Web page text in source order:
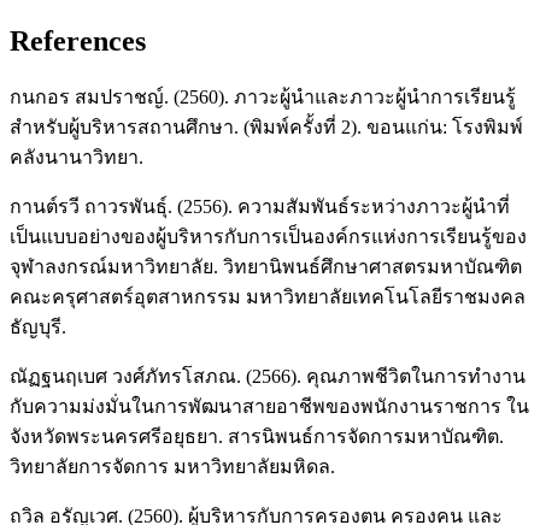
References
กนกอร สมปราชญ์. (2560). ภาวะผู้นำและภาวะผู้นำการเรียนรู้
สำหรับผู้บริหารสถานศึกษา. (พิมพ์ครั้งที่ 2). ขอนแก่น: โรงพิมพ์
คลังนานาวิทยา.
กานต์รวี ถาวรพันธุ์. (2556). ความสัมพันธ์ระหว่างภาวะผู้นำที่
เป็นแบบอย่างของผู้บริหารกับการเป็นองค์กรแห่งการเรียนรู้ของ
จุฬาลงกรณ์มหาวิทยาลัย. วิทยานิพนธ์ศึกษาศาสตรมหาบัณฑิต
คณะครุศาสตร์อุตสาหกรรม มหาวิทยาลัยเทคโนโลยีราชมงคล
ธัญบุรี.
ณัฏฐนฤเบศ วงศ์ภัทรโสภณ. (2566). คุณภาพชีวิตในการทำงาน
กับความม่งมั่นในการพัฒนาสายอาชีพของพนักงานราชการ ใน
จังหวัดพระนครศรีอยุธยา. สารนิพนธ์การจัดการมหาบัณฑิต.
วิทยาลัยการจัดการ มหาวิทยาลัยมหิดล.
ถวิล อรัญเวศ. (2560). ผู้บริหารกับการครองตน ครองคน และ